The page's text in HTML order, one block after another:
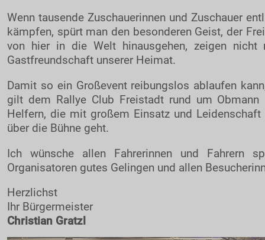
Wenn tausende Zuschauerinnen und Zuschauer
kämpfen, spürt man den besonderen Geist, der
von hier in die Welt hinausgehen, zeigen nicht
Gastfreundschaft unserer Heimat.
Damit so ein Großevent reibungslos ablaufen
gilt dem Rallye Club Freistadt rund um Obmann
Helfern, die mit großem Einsatz und
über die Bühne geht.
Ich wünsche allen Fahrerinnen und Fahrern
Organisatoren gutes Gelingen und allen
Herzlichst
Ihr Bürgermeister
Christian Gratzl